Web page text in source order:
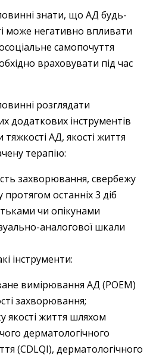
знати, що АД будь-
може негативно впливати
самопочуття
враховувати під час
розглядати
додаткових інструментів
тяжкості АД, якості життя
терапію:
захворювання, свербежу
останніх 3 діб
чи опікунами
аналогової шкали
інструменти:
вимірювання АД (POEM)
захворювання;
якості життя шляхом
дерматологічного
(CDLQI), дерматологічного